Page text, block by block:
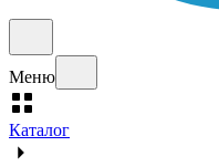
Меню
Каталог